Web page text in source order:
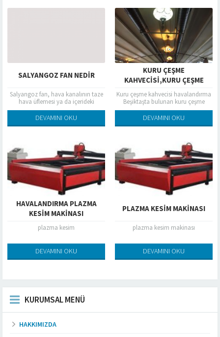
SALYANGOZ FAN NEDIR
Salyangoz fan, hava kanalının taze
hava üflemesi ya da içerideki
havanın tahliyesinde kullanılan
madde ile kare kesitli ve daire
biçiminde...
DEVAMINI OKU
KURU ÇEŞME
KAHVECISI,KURU ÇEŞME
KAHVECISI
HAVALANDIRMA,BEŞIKTAŞ
HAVALANDIRMA
Kuru çeşme kahvecisi havalandırma
Beşiktaşta bulunan kuru çeşme
kahvecisi havalandırma işleri
firmamız tarafından tamamlanmıştır
DEVAMINI OKU
HAVALANDIRMA PLAZMA
KESIM MAKINASI
plazma kesim
DEVAMINI OKU
PLAZMA KESIM MAKINASI
plazma kesim makinası
DEVAMINI OKU
KURUMSAL MENÜ
HAKKIMIZDA